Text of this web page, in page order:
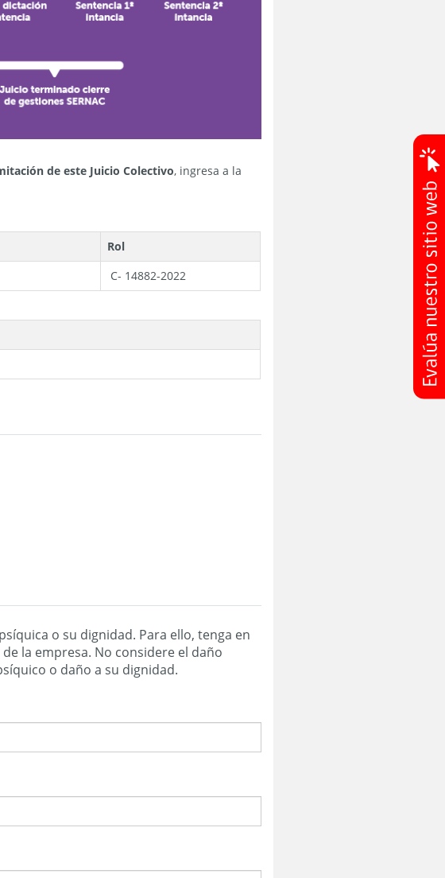
de este Juicio Colectivo, ingresa a la
Rol
C- 14882-2022
o su dignidad. Para ello, tenga en
la empresa. No considere el daño
tales como: daño físico, daño psíquico o daño a su dignidad.